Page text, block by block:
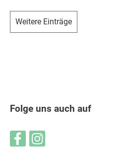
Weitere Einträge
Folge uns auch auf